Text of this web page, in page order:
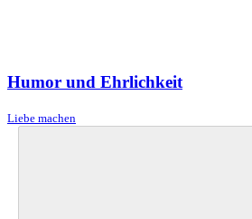
Humor und Ehrlichkeit
Liebe machen